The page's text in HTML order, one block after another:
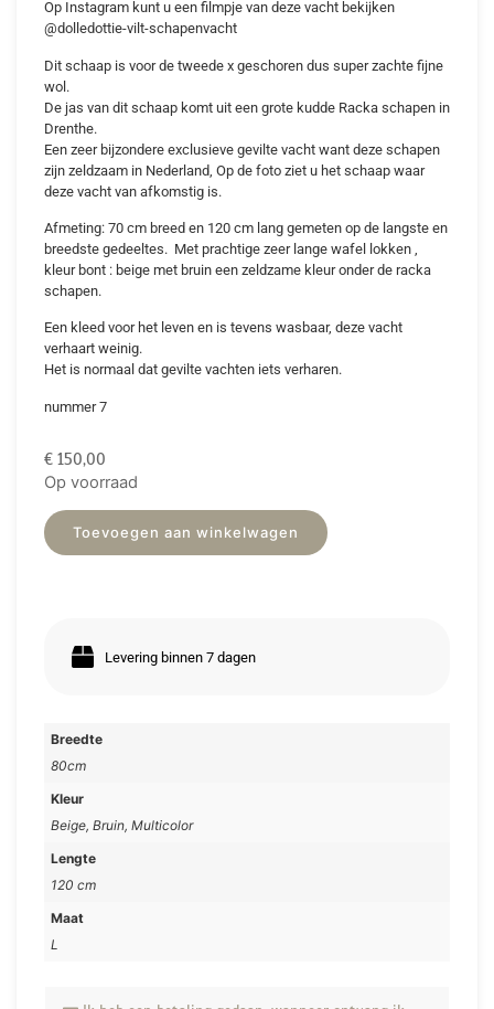
Op Instagram kunt u een filmpje van deze vacht bekijken
@dolledottie-vilt-schapenvacht
Dit schaap is voor de tweede x geschoren dus super zachte fijne
wol.
De jas van dit schaap komt uit een grote kudde Racka schapen in
Drenthe.
Een zeer bijzondere exclusieve gevilte vacht want deze schapen
zijn zeldzaam in Nederland, Op de foto ziet u het schaap waar
deze vacht van afkomstig is.
Afmeting: 70 cm breed en 120 cm lang gemeten op de langste en
breedste gedeeltes. Met prachtige zeer lange wafel lokken ,
kleur bont : beige met bruin een zeldzame kleur onder de racka
schapen.
Een kleed voor het leven en is tevens wasbaar, deze vacht
verhaart weinig.
Het is normaal dat gevilte vachten iets verharen.
nummer 7
€ 150,00
Op voorraad
Toevoegen aan winkelwagen
Levering binnen 7 dagen
Breedte
80cm
Kleur
Beige, Bruin, Multicolor
Lengte
120 cm
Maat
L